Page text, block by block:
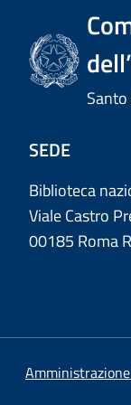
SEDE
Biblioteca
Viale Castro
00185 Roma